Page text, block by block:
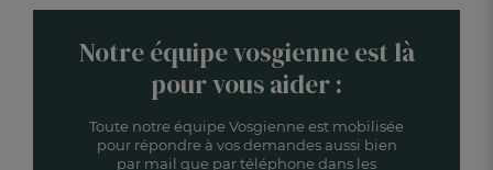
Notre équipe vosgienne est là
pour vous aider :
Toute notre équipe Vosgienne est mobilisée
pour répondre à vos demandes aussi bien
par mail que par téléphone dans les